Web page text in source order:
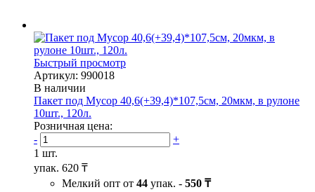
Быстрый просмотр
Артикул: 990018
В наличии
Пакет под Мусор 40,6(+39,4)*107,5см, 20мкм, в рулоне
10шт., 120л.
Розничная цена:
-
+
1 шт.
упак. 620 ₸
Мелкий опт от 44 упак. - 550 ₸